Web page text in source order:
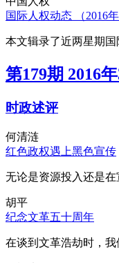
国际人权动态 （2016
本文辑录了近两星期国
第179期 2016
时政述评
何清涟
红色政权遇上黑色宣传
无论是资源投入还是
胡平
纪念文革五十周年
在谈到文革浩劫时，